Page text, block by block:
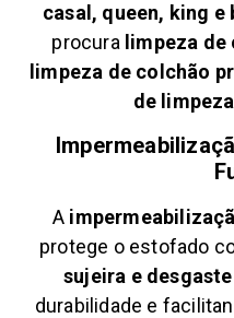
casal, queen, king e
procura limpeza
limpeza de colchão
de
A
protege o estofado
sujeira e
durabilidade e